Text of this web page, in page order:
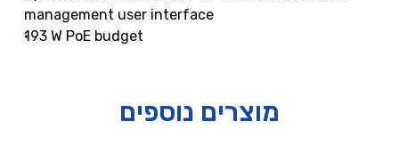
management user interface
193 W PoE budget
מוצרים נוספים